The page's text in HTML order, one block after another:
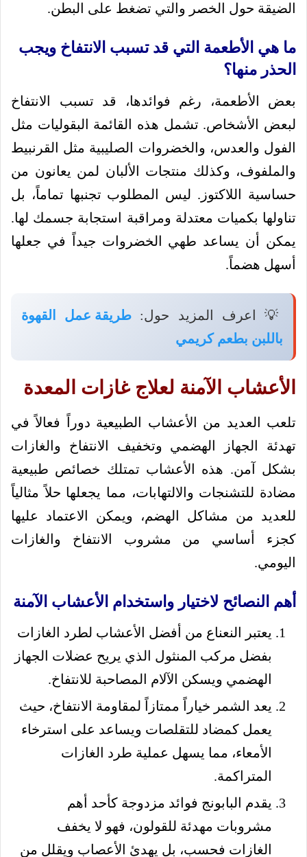
الضيقة حول الخصر والتي تضغط على البطن.
ما هي الأطعمة التي قد تسبب الانتفاخ ويجب
الحذر منها؟
بعض الأطعمة، رغم فوائدها، قد تسبب الانتفاخ
لبعض الأشخاص. تشمل هذه القائمة البقوليات مثل
الفول والعدس، والخضروات الصليبية مثل القرنبيط
والملفوف، وكذلك منتجات الألبان لمن يعانون من
حساسية اللاكتوز. ليس المطلوب تجنبها تماماً، بل
تناولها بكميات معتدلة ومراقبة استجابة جسمك لها.
يمكن أن يساعد طهي الخضروات جيداً في جعلها
أسهل هضماً.
💡 اعرف المزيد حول: طريقة عمل القهوة
باللبن بطعم كريمي
الأعشاب الآمنة لعلاج غازات المعدة
تلعب العديد من الأعشاب الطبيعية دوراً فعالاً في
تهدئة الجهاز الهضمي وتخفيف الانتفاخ والغازات
بشكل آمن. هذه الأعشاب تمتلك خصائص طبيعية
مضادة للتشنجات والالتهابات، مما يجعلها حلاً مثالياً
للعديد من مشاكل الهضم، ويمكن الاعتماد عليها
كجزء أساسي من مشروب الانتفاخ والغازات
اليومي.
أهم النصائح لاختيار واستخدام الأعشاب الآمنة
يعتبر النعناع من أفضل الأعشاب لطرد الغازات
بفضل مركب المنثول الذي يريح عضلات الجهاز
الهضمي ويسكن الآلام المصاحبة للانتفاخ.
يعد الشمر خياراً ممتازاً لمقاومة الانتفاخ، حيث
يعمل كمضاد للتقلصات ويساعد على استرخاء
الأمعاء، مما يسهل عملية طرد الغازات
المتراكمة.
يقدم البابونج فوائد مزدوجة كأحد أهم
مشروبات مهدئة للقولون، فهو لا يخفف
الغازات فحسب، بل يهدئ الأعصاب ويقلل من